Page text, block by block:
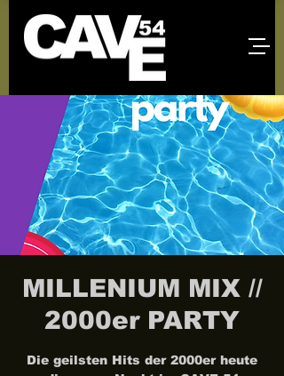
MILLENIUM MIX //
2000er PARTY
Die geilsten Hits der 2000er heute